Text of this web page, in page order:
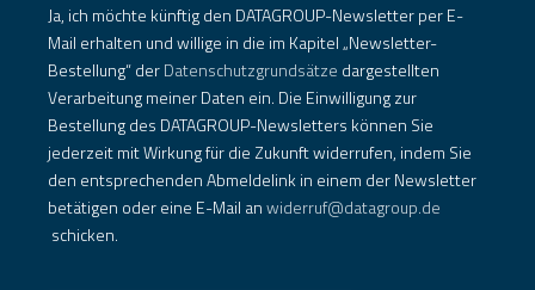
Ja, ich möchte künftig den DATAGROUP-Newsletter per E-
Mail erhalten und willige in die im Kapitel „Newsletter-
Bestellung“ derDatenschutzgrundsätze dargestellten
Verarbeitung meiner Daten ein. Die Einwilligung zur
Bestellung des DATAGROUP-Newsletters können Sie
jederzeit mit Wirkung für die Zukunft widerrufen, indem Sie
den entsprechenden Abmeldelink in einem der Newsletter
betätigen oder eine E-Mail anwiderruf@datagroup.de
schicken.